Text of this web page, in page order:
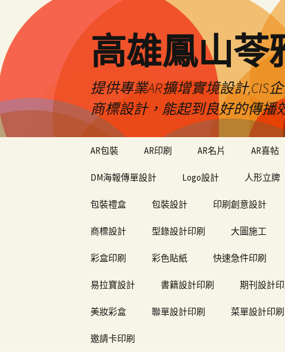
高雄鳳山苓
提供專業AR擴增實境設計,CIS
商標設計，能起到良好的傳播
AR包裝 AR印刷 AR名片 AR喜帖
DM海報傳單設計 Logo設計 人形立牌
包裝禮盒 包裝設計 印刷創意設計
商標設計 型錄設計印刷 大圖施工
彩盒印刷 彩色貼紙 快速急件印刷
易拉寶設計 書籍設計印刷 期刊設計
美妝彩盒 聯單設計印刷 菜單設計印刷
邀請卡印刷